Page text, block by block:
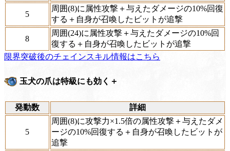
5
周囲(8)に属性攻撃＋与えたダメージの10%回復
する＋自身が召喚したビットが追撃
8
周囲(24)に属性攻撃＋与えたダメージの10%回
復する＋自身が召喚したビットが追撃
限界突破後のチェインスキル情報はこちら
玉犬の爪は特級にも効く＋
発動数 詳細
5
周囲(8)に攻撃力×1.5倍の属性攻撃＋与えたダメ
ージの10%回復する＋自身が召喚したビットが
追撃